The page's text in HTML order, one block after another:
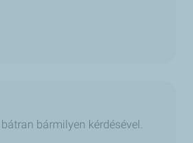
bármilyen kérdésével.